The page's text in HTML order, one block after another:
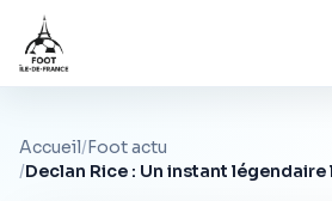
Accueil/Foot actu
/Declan Rice : Un instant légendaire